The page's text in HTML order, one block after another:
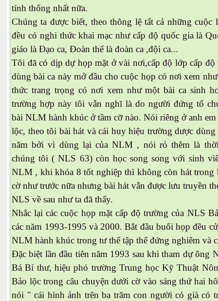
tính thống nhất nữa.
Chúng ta được biết, theo thông lệ tất cả những cuộc
đều có nghi thức khai mạc như cấp độ quốc gia là
giáo là Đạo ca, Đoàn thể là đoàn ca ,đội ca...
Tôi đã có dịp dự họp mặt ở vài nơi,cấp độ lớp cấp độ
dùng bài ca này mở đầu cho cuộc họp có nơi xem
thức trang trọng có nơi xem như một bài ca sinh
trường hợp này tôi vẫn nghĩ là do người đứng tổ
bài NLM hành khúc ở tầm cỡ nào. Nói riêng ở anh
lộc, theo tôi bài hát và cái huy hiệu trường dược
năm bởi vì dùng lại của NLM , nói rỏ thêm là
chúng tôi ( NLS 63) còn học song song với sinh
NLM , khi khóa 8 tốt nghiệp thì không còn hát trong
cờ như trước nữa nhưng bài hát vẫn được lưu truyền
NLS về sau như ta đã thấy.
Nhắc lại các cuộc họp mặt cấp độ trường của NLS
các năm 1993-1995 và 2000. Bắt đầu buổi họp đều
NLM hành khúc trong tư thế tập thể đứng nghiêm và
Đặc biệt lần đầu tiên năm 1993 sau khi tham dự ông
Bá Bí thư, hiệu phó trường Trung học Kỹ Thuật
Bảo lộc trong câu chuyện dưới cờ vào sáng thứ hai
nói " cái hình ảnh trên ba trăm con người có già có